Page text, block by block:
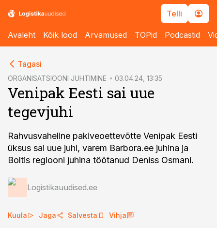
Telli
Avaleht Kõik lood Arvamused TOPid Podcastid
Tagasi
ORGANISATSIOONI JUHTIMINE 03.04.24, 13:35
Venipak Eesti sai uue
tegevjuhi
Rahvusvaheline pakiveoettevõtte Venipak Eesti
üksus sai uue juhi, varem Barbora.ee juhina ja
Boltis regiooni juhina töötanud Deniss Osmani.
Logistikauudised.ee
Kuula Jaga Salvesta Vihja